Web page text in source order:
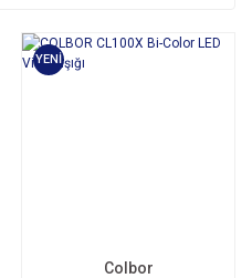
YENİ
Colbor